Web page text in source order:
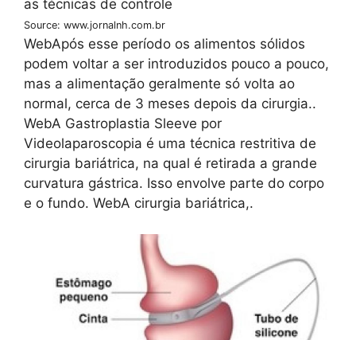
Source: www.jornalnh.com.br
WebApós esse período os alimentos sólidos
podem voltar a ser introduzidos pouco a pouco,
mas a alimentação geralmente só volta ao
normal, cerca de 3 meses depois da cirurgia..
WebA Gastroplastia Sleeve por
Videolaparoscopia é uma técnica restritiva de
cirurgia bariátrica, na qual é retirada a grande
curvatura gástrica. Isso envolve parte do corpo
e o fundo. WebA cirurgia bariátrica,.